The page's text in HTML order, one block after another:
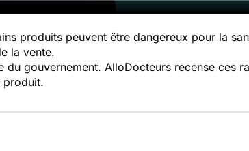
produits peuvent être dangereux pour la
la vente.
gouvernement. AlloDocteurs recense ces
produit.